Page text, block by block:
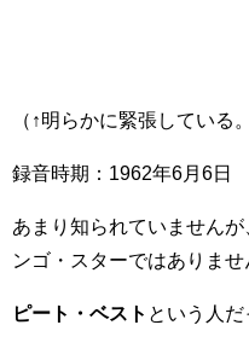
（↑明らかに緊張している
録音時期：1962年6月6日
あまり知られていません
ンゴ・スターではありませ
ピート・ベスト という人だ